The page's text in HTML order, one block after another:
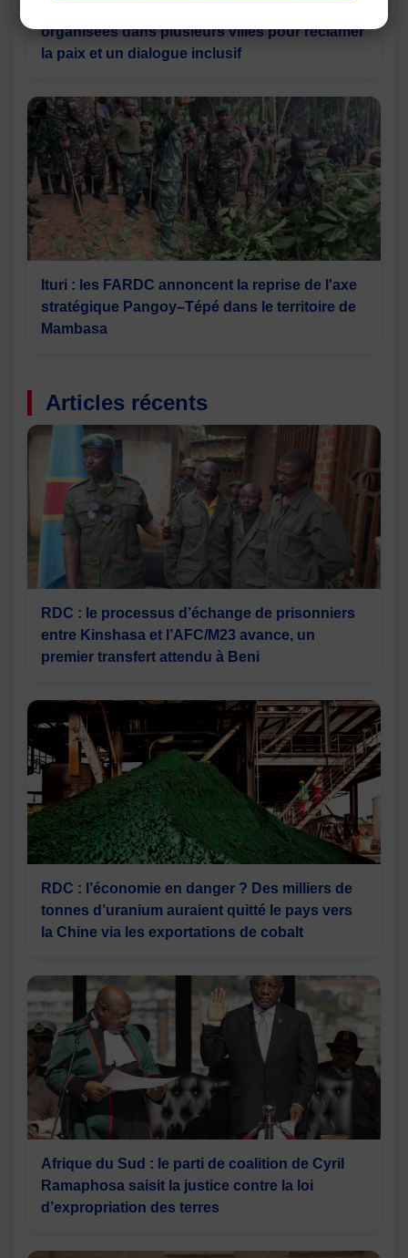
organisées dans plusieurs villes pour réclamer
la paix et un dialogue inclusif
Ituri : les FARDC annoncent la reprise de l'axe
stratégique Pangoy–Tépé dans le territoire de
Mambasa
Articles récents
RDC : le processus d’échange de prisonniers
entre Kinshasa et l’AFC/M23 avance, un
premier transfert attendu à Beni
RDC : l’économie en danger ? Des milliers de
tonnes d’uranium auraient quitté le pays vers
la Chine via les exportations de cobalt
Afrique du Sud : le parti de coalition de Cyril
Ramaphosa saisit la justice contre la loi
d’expropriation des terres